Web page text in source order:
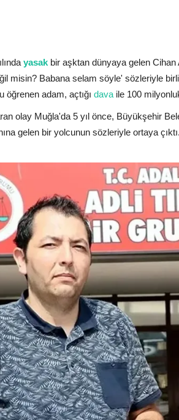
yasak bir aşktan dünyaya gelen Cihan
misin? Babana selam söyle' sözleriyle
öğrenen adam, açtığı dava ile 100
olay Muğla'da 5 yıl önce, Büyükşehir
gelen bir yolcunun sözleriyle ortaya çıktı.